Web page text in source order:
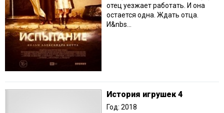
отец уезжает работать. И она
остается одна. Ждать отца.
И&nbs...
История игрушек 4
Год: 2018